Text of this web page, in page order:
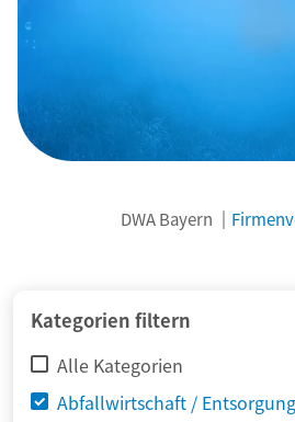
DWA Bayern
Kategorien filtern
Alle Kategorien
Abfallwirtschaft /